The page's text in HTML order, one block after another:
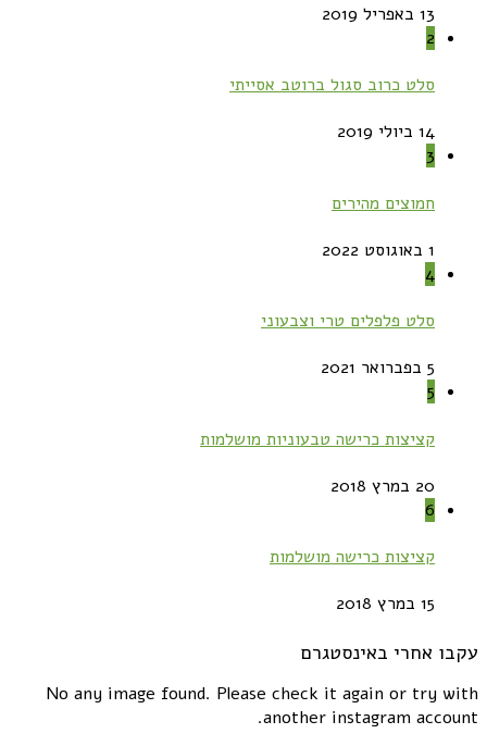
13 באפריל 2019
2
סלט כרוב סגול ברוטב אסייתי
14 ביולי 2019
3
חמוצים מהירים
1 באוגוסט 2022
4
סלט פלפלים טרי וצבעוני
5 בפברואר 2021
5
קציצות כרישה טבעוניות מושלמות
20 במרץ 2018
6
קציצות כרישה מושלמות
15 במרץ 2018
עקבו אחרי באינסטגרם
No any image found. Please check it again or try with
another instagram account.